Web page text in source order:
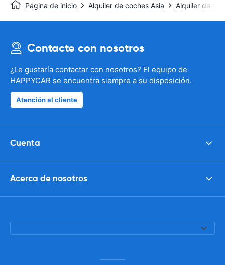
Página de inicio Alquiler de coches Asia Alquiler de
Contacte con nosotros
¿Le gustaría contactar con nosotros? El equipo de
HAPPYCAR se encuentra siempre a su disposición.
Atención al cliente
Cuenta
Acerca de nosotros